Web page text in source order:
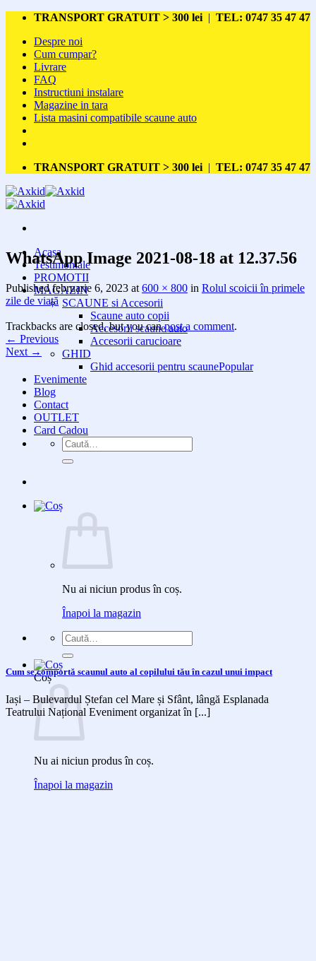
Skip
content
TRANSPORT GRATUIT > 300 lei | TEL: 0747 35 47 47
Despre noi
Cum cumpar?
Livrare
FAQ
Instructiuni instalare
Magazine in tara
Lista masini compatibile scaune auto
TRANSPORT GRATUIT > 300 lei | TEL: 0747 35 47 47
Acasa
Testimoniale
PROMOTII
MAGAZIN
SCAUNE si Accesorii
Scaune auto copii
Accesorii scaune auto
Accesorii carucioare
GHID
Ghid accesorii pentru scaune
Evenimente
Blog
Contact
OUTLET
Card Cadou
Caută
după:
Nu ai niciun produs în coș.
Înapoi la magazin
Caută
după:
Coș
Nu ai niciun produs în coș.
Înapoi la magazin
WhatsApp Image 2021-08-18 at 12.37.56
Publishedfebruarie 6, 2023 at 600 × 800 in Rolul scoicii în primele
zile de viață
Trackbacks are closed, but you canpost a comment.
← Previous
Next →
Cum se comportă scaunul auto al copilului tău în cazul unui impact
Iași – Bulevardul Ștefan cel Mare și Sfânt, lângă Esplanada
Teatrului Național Eveniment organizat în [...]